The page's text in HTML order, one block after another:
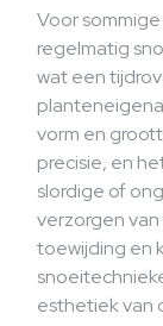
Voor
regelmatig
wat een
vorm en
precisie, en
slordige of
verzorgen
toewijding en
esthetiek van